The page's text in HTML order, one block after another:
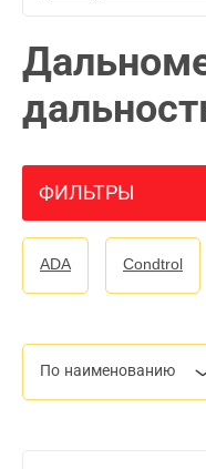
ФИЛЬТРЫ
ADA Condtrol
По наименованию